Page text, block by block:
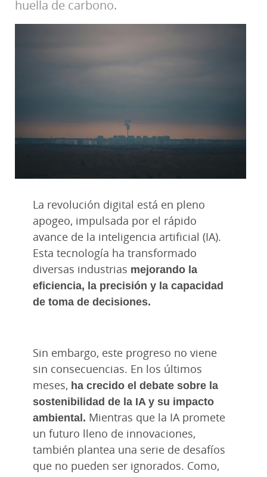
huella de carbono.
La revolución digital está en pleno
apogeo, impulsada por el rápido
avance de la inteligencia artificial (IA).
Esta tecnología ha transformado
diversas industrias mejorando la
eficiencia, la precisión y la capacidad
de toma de decisiones.
Sin embargo, este progreso no viene
sin consecuencias. En los últimos
meses, ha crecido el debate sobre la
sostenibilidad de la IA y su impacto
ambiental. Mientras que la IA promete
un futuro lleno de innovaciones,
también plantea una serie de desafíos
que no pueden ser ignorados. Como,